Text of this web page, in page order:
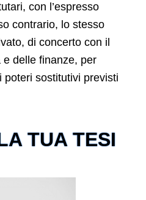
con l’espresso
contrario, lo stesso
di concerto con il
e delle finanze, per
poteri sostitutivi previsti
TUA TESI